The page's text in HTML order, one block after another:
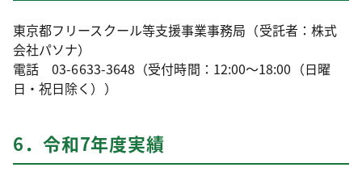
東京都フリースクール等支援事業事務局（受託者：株式
会社パソナ）
電話 03-6633-3648（受付時間：12:00～18:00（日曜
日・祝日除く））
6．令和7年度実績